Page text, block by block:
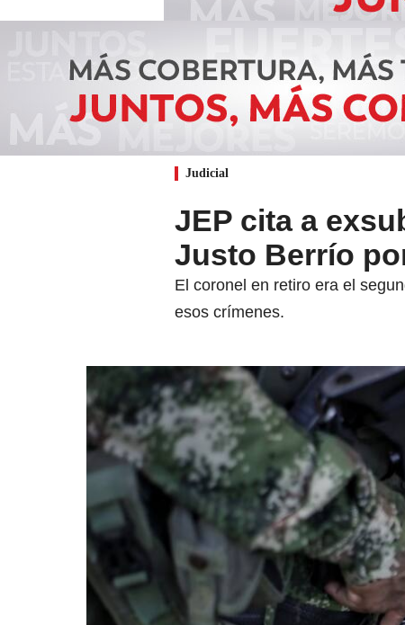
Judicial
JEP cita a
Justo Berrío
El coronel en retiro era el
esos crímenes.